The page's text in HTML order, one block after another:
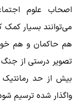
اصحاب علوم‌
می‌توانند بسیار
هم حاکمان و هم
تصویر درستی از
بیش از حد
واگذار شده ترسیم